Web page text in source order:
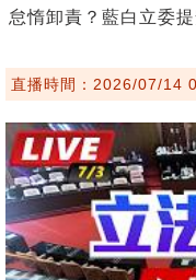
怠惰卸責？藍白立委
直播時間：2026/07/14